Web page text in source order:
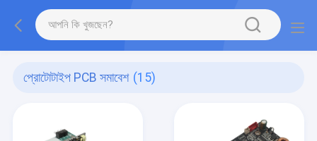
প্রোটোটাইপ PCB সমাবেশ (15)